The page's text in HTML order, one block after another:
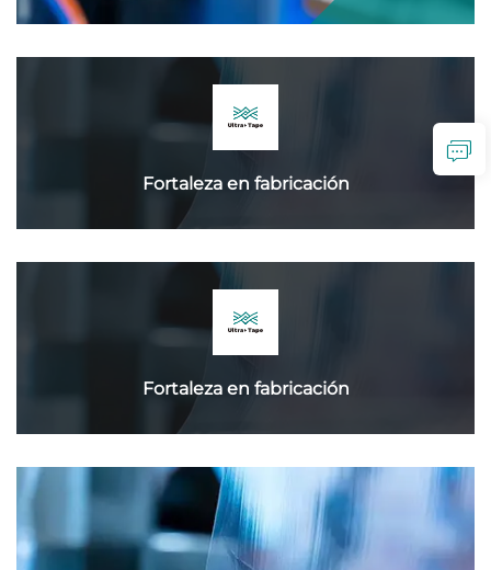
Fortaleza en fabricación
Fortaleza en fabricación